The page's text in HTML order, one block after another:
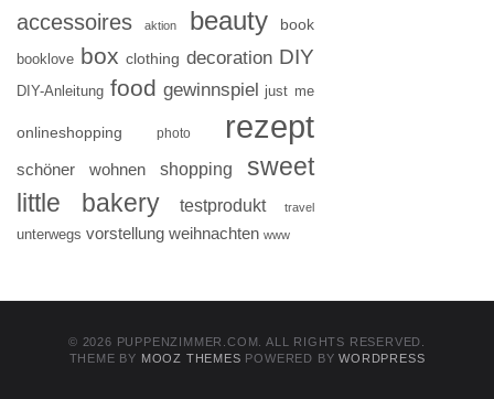
accessoires aktion beauty book
booklove box clothing decoration DIY
DIY-Anleitung food gewinnspiel just me
onlineshopping photo rezept
schöner wohnen shopping
sweet
little bakery
testprodukt travel
unterwegs vorstellung weihnachten www
© 2026 PUPPENZIMMER.COM. ALL RIGHTS RESERVED.
THEME BY MOOZ THEMES POWERED BYWORDPRESS